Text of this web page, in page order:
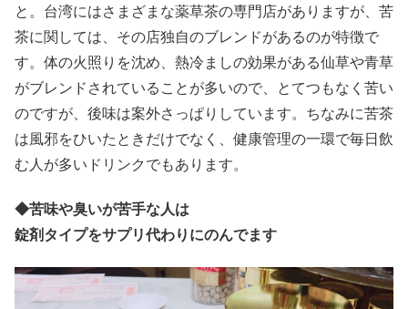
と。台湾にはさまざまな薬草茶の専門店がありますが、苦
茶に関しては、その店独自のブレンドがあるのが特徴で
す。体の火照りを沈め、熱冷ましの効果がある仙草や青草
がブレンドされていることが多いので、とてつもなく苦い
のですが、後味は案外さっぱりしています。ちなみに苦茶
は風邪をひいたときだけでなく、健康管理の一環で毎日飲
む人が多いドリンクでもあります。
◆苦味や臭いが苦手な人は
錠剤タイプをサプリ代わりにのんでます